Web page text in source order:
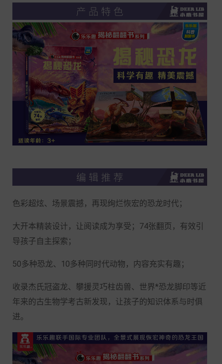
色彩超炫、场景震撼，再现绚烂恢宏的恐龙时代；
大开本精装设计，让阅读成为享受； 74张翻页，有效引
导孩子自主探索；
50多种恐龙、 10多种同时代动物，内容充实有趣；
收录杰氏冠盗龙、攀援灵巧柱齿兽、世界*恐龙脚印等近
年来的古生物学考古新发现，让孩子的知识体系与时俱
进。